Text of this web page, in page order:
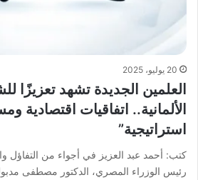
20 يوليو، 2025
العلمين الجديدة تشهد تعزيزًا
الألمانية.. اتفاقيات اقتصادية
استراتيجية”
كتب: أحمد عبد العزيز في أجواء من التفاؤل
رئيس الوزراء المصري، الدكتور مصطفى